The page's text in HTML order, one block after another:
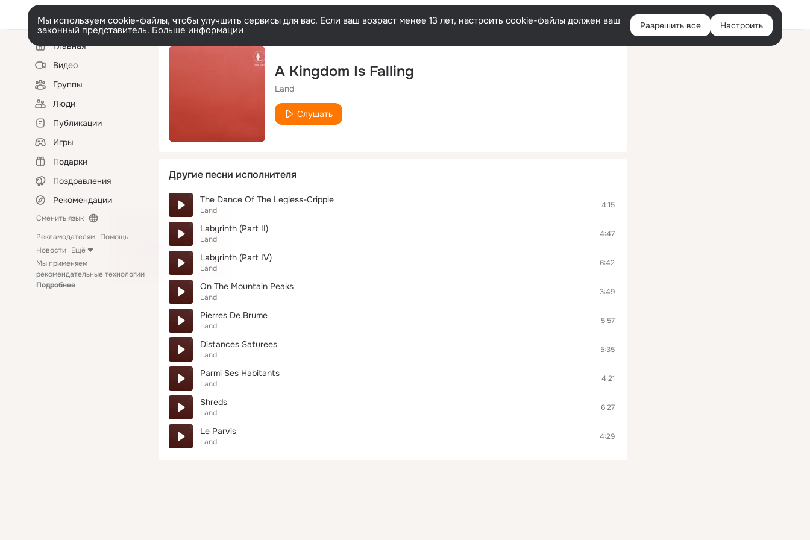
Войти
Мы используем cookie-файлы, чтобы улучшить сервисы для вас. Если ваш возраст менее 13 лет, настроить cookie-файлы должен ваш
законный представитель. Больше информации Разрешить все Настроить
Левая
колонкаГлавная
Видео
Группы
Люди
Публикации
Игры
Подарки
Поздравления
Рекомендации
Сменить язык
Рекламодателям Помощь
Новости Ещё
Мы применяем
рекомендательные технологии
Подробнее
A Kingdom Is Falling
Land
Слушать
Другие песни исполнителя
The Dance Of The Legless-Cripple
Land
4:15
Labyrinth (Part II)
Land
4:47
Labyrinth (Part IV)
Land
6:42
On The Mountain Peaks
Land
3:49
Pierres De Brume
Land
5:57
Distances Saturees
Land
5:35
Parmi Ses Habitants
Land
4:21
Shreds
Land
6:27
Le Parvis
Land
4:29